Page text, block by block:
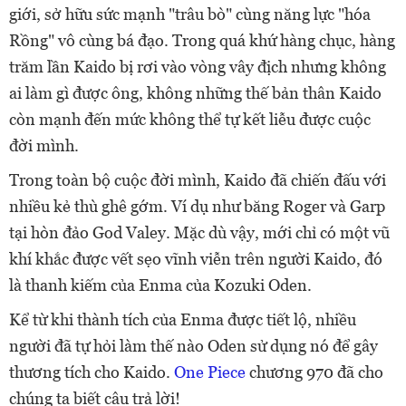
giới, sở hữu sức mạnh "trâu bò" cùng năng lực "hóa
Rồng" vô cùng bá đạo. Trong quá khứ hàng chục, hàng
trăm lần Kaido bị rơi vào vòng vây địch nhưng không
ai làm gì được ông, không những thế bản thân Kaido
còn mạnh đến mức không thể tự kết liễu được cuộc
đời mình.
Trong toàn bộ cuộc đời mình, Kaido đã chiến đấu với
nhiều kẻ thù ghê gớm. Ví dụ như băng Roger và Garp
tại hòn đảo God Valey. Mặc dù vậy, mới chỉ có một vũ
khí khắc được vết sẹo vĩnh viễn trên người Kaido, đó
là thanh kiếm của Enma của Kozuki Oden.
Kể từ khi thành tích của Enma được tiết lộ, nhiều
người đã tự hỏi làm thế nào Oden sử dụng nó để gây
thương tích cho Kaido. One Piecechương 970 đã cho
chúng ta biết câu trả lời!